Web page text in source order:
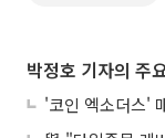
박정호 기자의 주
'코인 엑소더스'